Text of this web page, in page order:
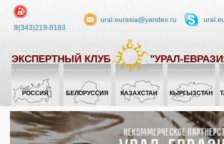
8(343)219-8183
ural.eurasia@yandex.ru
ЭКСПЕРТНЫЙ КЛУБ "УРАЛ-
РОССИЯ БЕЛОРУССИЯ КАЗАХСТАН КЫРГЫЗСТАН